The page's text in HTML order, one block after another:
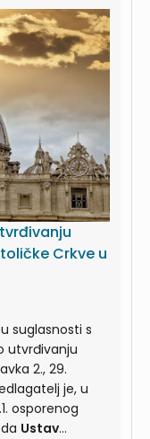
Crkve u
suglasnosti s
utvrđivanju
je, u
Ustav